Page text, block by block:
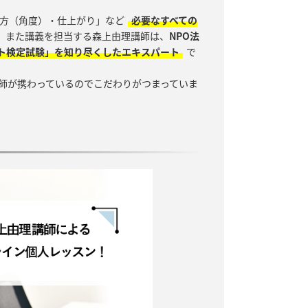
（角度）・仕上がり」など 必要なすべての
た講義を担当する森上由理講師は、 NPO法
検定試験」を知り尽くしたエキスパート で
携わっているのでこだわりがつまっていま